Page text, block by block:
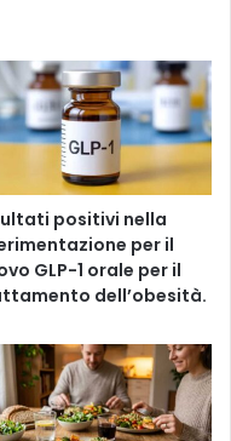
positivi nella
per il
GLP-1 orale per il
dell’obesità.